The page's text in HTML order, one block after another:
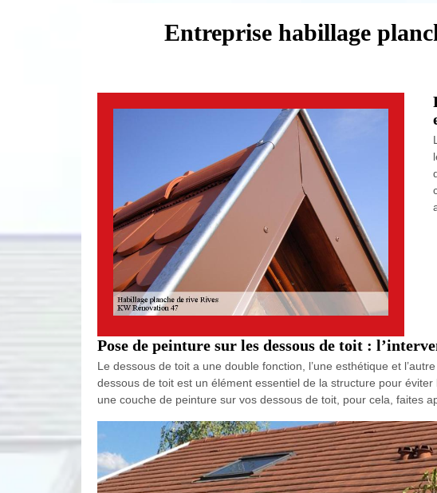
Entreprise habillage
Pose de peinture sur les dessous de toit :
Le dessous de toit a une double fonction, l’une esthétique et
dessous de toit est un élément essentiel de la structure pour
une couche de peinture sur vos dessous de toit, pour cela, faites